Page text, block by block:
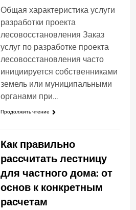
Общая характеристика услуги
разработки проекта
лесовосстановления Заказ
услуг по разработке проекта
лесовосстановления часто
инициируется собственниками
земель или муниципальными
органами при…
Продолжить чтение
Как правильно
рассчитать лестницу
для частного дома: от
основ к конкретным
расчетам